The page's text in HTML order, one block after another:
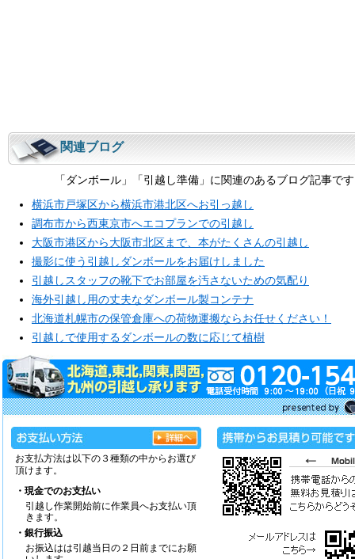
関連ブログ
「ダンボール」「引越し準備」に関連のあるブログ記事で
横浜市戸塚区から横浜市港北区へお引っ越し
調布市から西東京市へエコプランでの引越し
大阪市港区から大阪市北区まで、本がたくさんの引越し
撮影に使う引越しダンボールをお届けしました
引越しスタッフの靴下でお部屋を汚さないための気配り
海外引越し用の丈夫なダンボール製コンテナ
北海道札幌市の保管倉庫への荷物運搬ならお任せください！
引越しで使用するダンボールの数に応じて植樹
お支払方法は以下の３種類の中からお選び
頂けます。
・現金でのお支払い
引越し作業開始前に作業員へお支払い頂
きます。
・銀行振込
お振込はは引越当日の２日前までにお願